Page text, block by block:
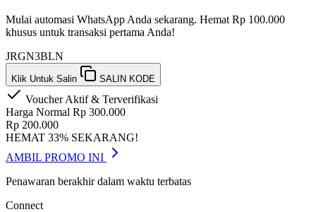
Mulai automasi WhatsApp Anda sekarang. Hemat Rp 100.000
khusus untuk transaksi pertama Anda!
JRGN3BLN
Klik Untuk Salin SALIN KODE
Voucher Aktif & Terverifikasi
Harga Normal Rp 300.000
Rp 200.000
HEMAT 33% SEKARANG!
AMBIL PROMO INI
Penawaran berakhir dalam waktu terbatas
Connect